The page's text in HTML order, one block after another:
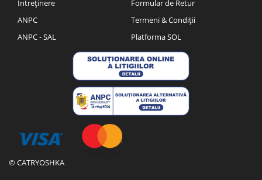
Întreținere
ANPC
ANPC - SAL
Formular de Retur
Termeni & Condiții
Platforma SOL
© CATRYOSHKA